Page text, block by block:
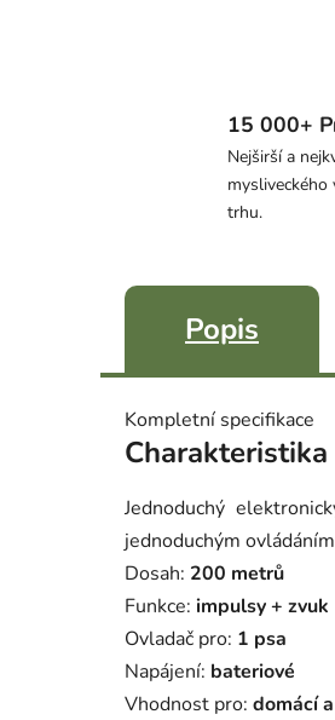
15 000+
Nejširší a
mysliveckého
trhu.
Popis
Kompletní specifikace
Charakteristika
Jednoduchý
jednoduchým
Dosah: 200 metrů
Funkce: impulsy + zvuk
Ovladač pro: 1 psa
Napájení: bateriové
Vhodnost pro: domácí